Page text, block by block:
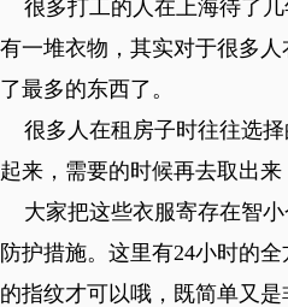
很多打工的人在上海待了几
有一堆衣物，其实对于很多
了最多的东西了。
很多人在租房子时往往选择
起来，需要的时候再去取出
大家把这些衣服寄存在智小
防护措施。这里有24小时的
的指纹才可以哦，既简单又